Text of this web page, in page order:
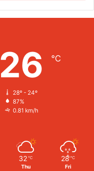
26 ℃
28º - 24º
87%
0.81 km/h
32 ℃
Thu
28 ℃
Fri